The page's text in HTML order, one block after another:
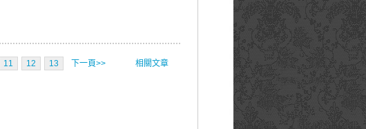
11 12 13 下一頁>> 相關文章